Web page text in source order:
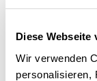
Diese Webseite
Wir verwenden
personalisieren,